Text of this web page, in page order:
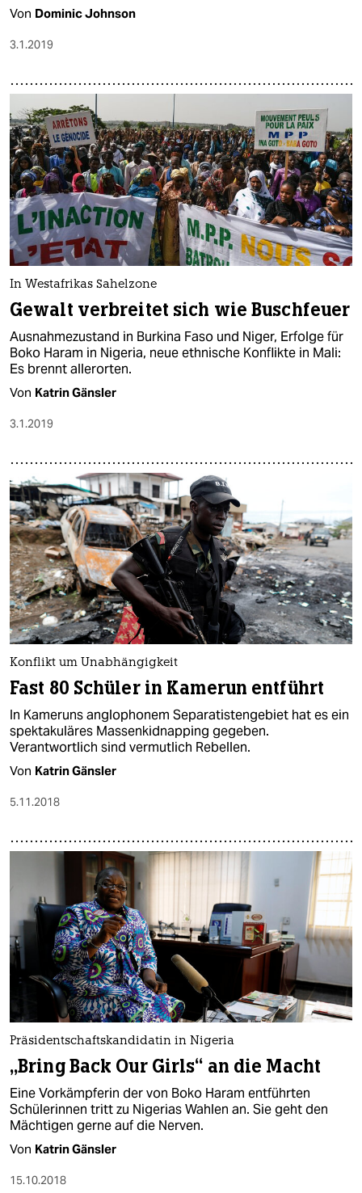
Von Dominic Johnson
3.1.2019
In Westafrikas Sahelzone
Gewalt verbreitet sich wie Buschfeuer
Ausnahmezustand in Burkina Faso und Niger, Erfolge für
Boko Haram in Nigeria, neue ethnische Konflikte in Mali:
Es brennt allerorten.
Von Katrin Gänsler
3.1.2019
Konflikt um Unabhängigkeit
Fast 80 Schüler in Kamerun entführt
In Kameruns anglophonem Separatistengebiet hat es ein
spektakuläres Massenkidnapping gegeben.
Verantwortlich sind vermutlich Rebellen.
Von Katrin Gänsler
5.11.2018
Präsidentschaftskandidatin in Nigeria
„Bring Back Our Girls“ an die Macht
Eine Vorkämpferin der von Boko Haram entführten
Schülerinnen tritt zu Nigerias Wahlen an. Sie geht den
Mächtigen gerne auf die Nerven.
Von Katrin Gänsler
15.10.2018